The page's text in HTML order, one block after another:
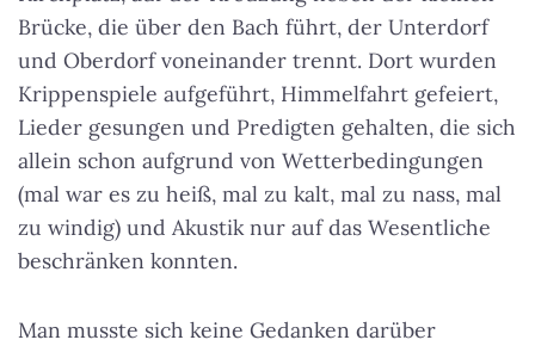
Brücke, die über den Bach führt, der Unterdorf
und Oberdorf voneinander trennt. Dort wurden
Krippenspiele aufgeführt, Himmelfahrt gefeiert,
Lieder gesungen und Predigten gehalten, die sich
allein schon aufgrund von Wetterbedingungen
(mal war es zu heiß, mal zu kalt, mal zu nass, mal
zu windig) und Akustik nur auf das Wesentliche
beschränken konnten.
Man musste sich keine Gedanken darüber